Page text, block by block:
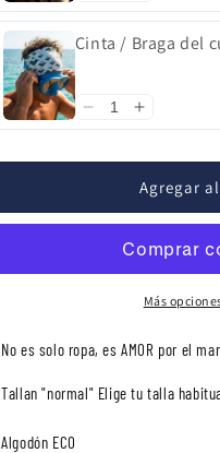
Cinta / Braga del
Agregar
Más
No es solo ropa, es AMOR por el mar
Tallan "normal" Elige tu talla
Algodón ECO